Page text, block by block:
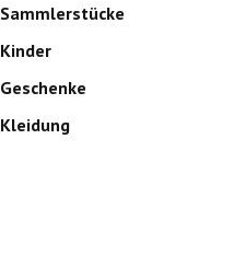
Sammlerstücke
Kinder
Geschenke
Kleidung